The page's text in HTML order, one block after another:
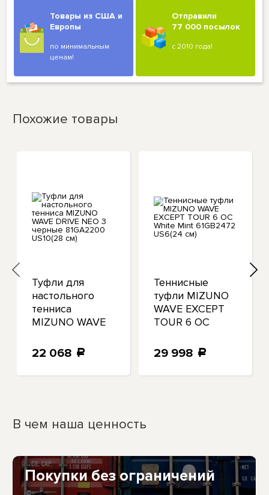
Товары из США и
Европы
по минимальным
ценам!
Отправили
77 000 посылок
с 2010 года!
Похожие товары
Туфли для
настольного
тенниса
MIZUNO WAVE
черные
US10(28 см)
22 068 a
Теннисные
туфли MIZUNO
WAVE EXCEPT
TOUR 6 OC
61GB2472
29 998 a
В чем наша ценность
Покупки без ограничений